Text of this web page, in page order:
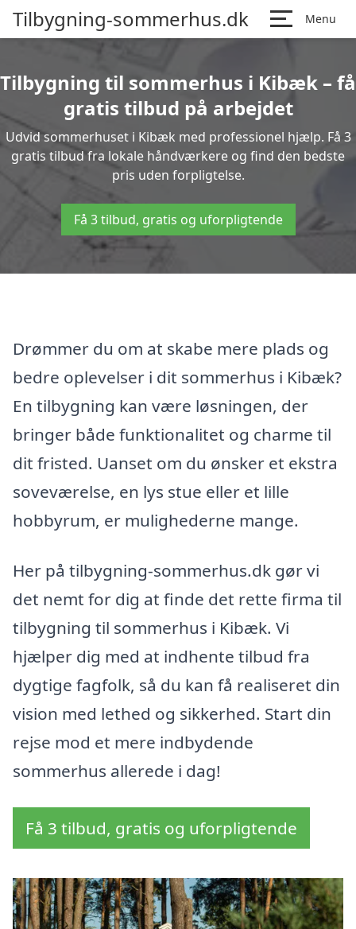
Tilbygning-sommerhus.dk Menu
Tilbygning til sommerhus i Kibæk – få
gratis tilbud på arbejdet
Udvid sommerhuset i Kibæk med professionel hjælp. Få 3
gratis tilbud fra lokale håndværkere og find den bedste
pris uden forpligtelse.
Få 3 tilbud, gratis og uforpligtende
Drømmer du om at skabe mere plads og
bedre oplevelser i dit sommerhus i Kibæk?
En tilbygning kan være løsningen, der
bringer både funktionalitet og charme til
dit fristed. Uanset om du ønsker et ekstra
soveværelse, en lys stue eller et lille
hobbyrum, er mulighederne mange.
Her på tilbygning-sommerhus.dk gør vi
det nemt for dig at finde det rette firma til
tilbygning til sommerhus i Kibæk. Vi
hjælper dig med at indhente tilbud fra
dygtige fagfolk, så du kan få realiseret din
vision med lethed og sikkerhed. Start din
rejse mod et mere indbydende
sommerhus allerede i dag!
Få 3 tilbud, gratis og uforpligtende